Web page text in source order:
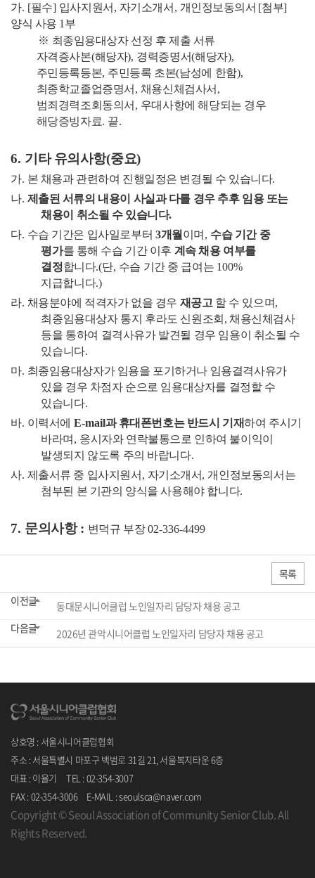
가. [필수] 입사지원서 , 자기소개서 , 개인정보동의서 [첨부]
양식 사용 1 부
※ 최종임용대상자 선정 후 제출 서류
자격증사본(해당자), 경력증명서(해당자),
주민등록등본, 주민등록 초본(남성에 한함),
최종학교졸업증명서 , 채용신체검사서 ,
범죄경력조회동의서 , 우대사항에 해당되는 경우
해당증빙자료. 끝.
6. 기타 유의사항(중요)
가. 본 채용과 관련하여 진행일정은 변경될 수 있습니다.
나. 제출된 서류의 내용이 사실과 다를 경우 추후 임용 또는
채용이 취소될 수 있습니다.
다. 수습 기간은 입사일로부터 3개월 이며 , 수습 기간 중
평가를 통해 수습 기간 이후 계속 채용 여부를
결정합니다.(단, 수습 기간 중 급여는 100%
지급합니다.)
라. 채용분야에 적격자가 없을 경우 재공고 할 수 있으며,
최종임용대상자 통지 후라도 신원조회 , 채용신체검사
등을 통하여 결격사유가 발견될 경우 임용이 취소될 수
있습니다.
마. 최종임용대상자가 임용을 포기하거나 임용결격사유가
있을 경우 차점자 순으로 임용대상자를 결정할 수
있습니다.
바. 이력서에 E-mail과 휴대폰번호는 반드시 기재하여 주시기
바라며 , 응시자와 연락불통으로 인하여 불이익이
발생되지 않도록 주의 바랍니다.
사. 제출서류 중 입사지원서 , 자기소개서, 개인정보동의서는
첨부된 본 기관의 양식을 사용해야 합니다.
7. 문의사항: 변덕규 부장02-336-4499
목록
이전글
동대문시니어클럽 노인일자리 담당자 채용 공고
다음글
2026년 관악시니어클럽 노인일자리 담당자 채용 공고
상호명 : 서울시니어클럽협회
주소 : 서울특별시 마포구 백범로 31길 21, 서울복지타운 6층
대표 : 이율기 TEL : 02-354-3007
FAX : 02-354-3006 E-MAIL : seoulsca@naver.com
Copyright © Seoul Association of Community Senior Club. All
Rights Reserved.